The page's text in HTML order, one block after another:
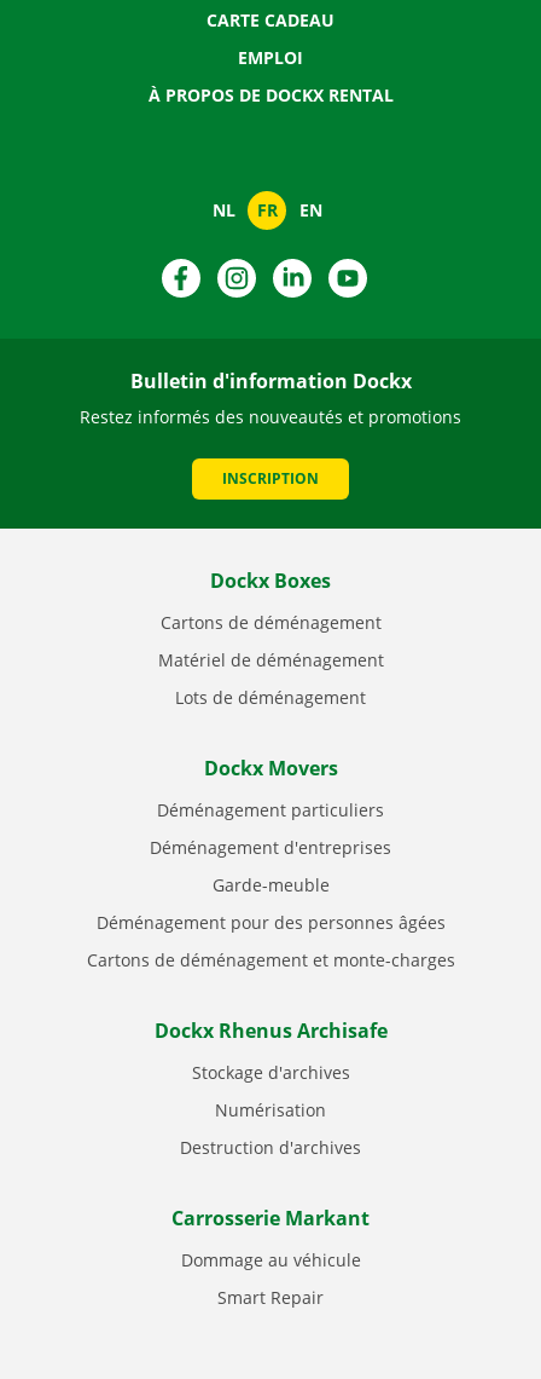
CARTE CADEAU
EMPLOI
À PROPOS DE DOCKX RENTAL
NL FR EN
FacebookInstagramLinkedIn
Bulletin d'information Dockx
Restez informés des nouveautés et promotions
INSCRIPTION
Dockx Boxes
Cartons de déménagement
Matériel de déménagement
Lots de déménagement
Dockx Movers
Déménagement particuliers
Déménagement d'entreprises
Garde-meuble
Déménagement pour des personnes âgées
Cartons de déménagement et monte-charges
Dockx Rhenus Archisafe
Stockage d'archives
Numérisation
Destruction d'archives
Carrosserie Markant
Dommage au véhicule
Smart Repair